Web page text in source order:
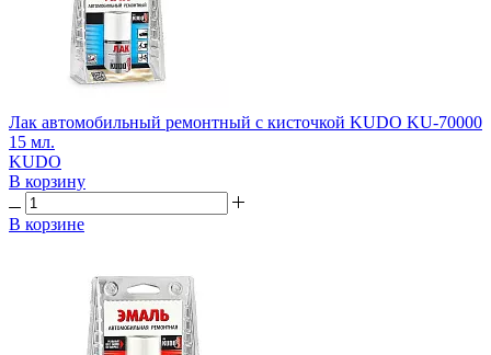
Лак автомобильный ремонтный с кисточкой KUDO KU-70000
15 мл.
KUDO
В корзину
В корзине